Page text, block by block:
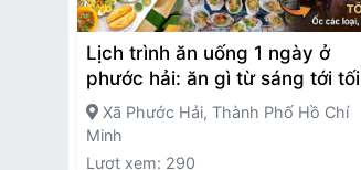
Lịch trình ăn uống 1 ngày ở
phước hải: ăn gì từ sáng tới tối
cho “đã”
Xã Phước Hải, Thành Phố Hồ Chí
Minh
Lượt xem: 290